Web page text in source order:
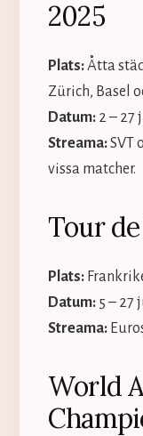
2025
Plats: Åtta
Zürich, Basel
Datum: 2 – 27
Streama:SVT
vissa matcher.
Tour
Plats:
Datum: 5 – 27
Streama:
World